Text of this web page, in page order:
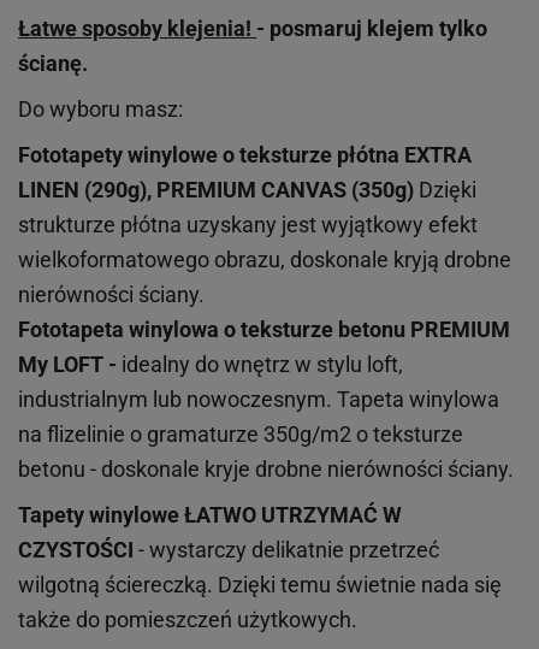
Łatwe sposoby klejenia! - posmaruj klejem tylko
ścianę.
Do wyboru masz:
Fototapety winylowe oteksturze płótna EXTRA
LINEN (290g), PREMIUM CANVAS (350g) Dzięki
strukturze płótna uzyskany jest wyjątkowy efekt
wielkoformatowego obrazu, doskonale kryją drobne
nierówności ściany.
Fototapeta winylowa oteksturze betonu PREMIUM
My LOFT - idealny do wnętrz w stylu loft,
industrialnym lub nowoczesnym. Tapeta winylowa
na flizelinie o gramaturze 350g/m2 o teksturze
betonu - doskonale kryje drobne nierówności ściany.
Tapety winyloweŁATWO UTRZYMAĆ W
CZYSTOŚCI - wystarczy delikatnie przetrzeć
wilgotną ściereczką. Dzięki temu świetnie nada się
także do pomieszczeń użytkowych.